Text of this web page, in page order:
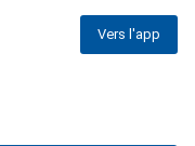
Vers l'app